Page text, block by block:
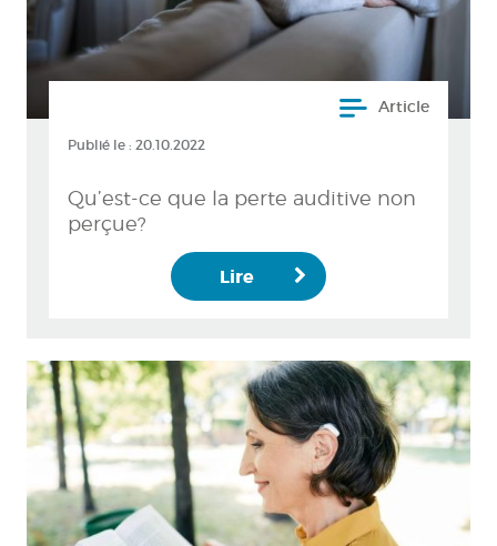
Article
Publié le : 20.10.2022
Qu’est-ce que la perte auditive non
perçue?
Lire